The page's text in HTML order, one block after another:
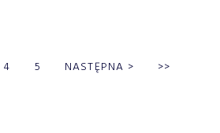
4 5 NASTĘPNA > >>